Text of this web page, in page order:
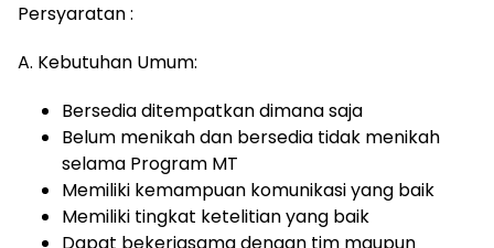
Persyaratan :
A. Kebutuhan Umum:
Bersedia ditempatkan dimana saja
Belum menikah dan bersedia tidak menikah
selama Program MT
Memiliki kemampuan komunikasi yang baik
Memiliki tingkat ketelitian yang baik